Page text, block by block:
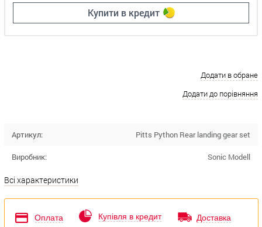
Купити в кредит
Додати в обране
Додати до порівняння
Артикул: Pitts Python Rear landing gear set
Виробник: Sonic Modell
Всі характеристики
Оплата Купівля в кредит Доставка